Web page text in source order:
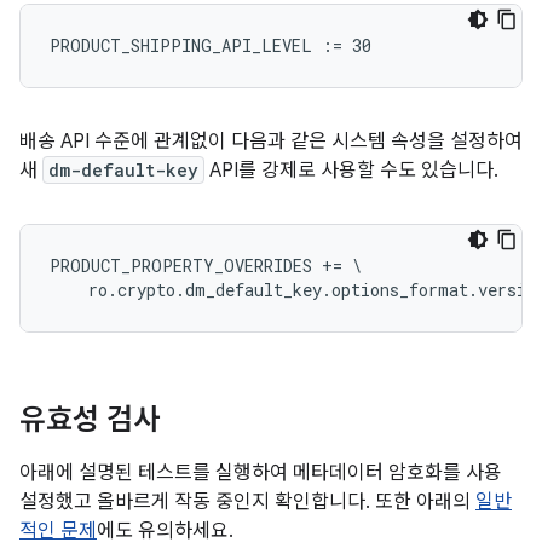
배송 API 수준에 관계없이 다음과 같은 시스템 속성을 설정하여
새
dm-default-key API를 강제로 사용할 수도 있습니다.
PRODUCT_PROPERTY_OVERRIDES += \
유효성 검사
아래에 설명된 테스트를 실행하여 메타데이터 암호화를 사용
설정했고 올바르게 작동 중인지 확인합니다. 또한 아래의 일반
적인 문제 에도 유의하세요.